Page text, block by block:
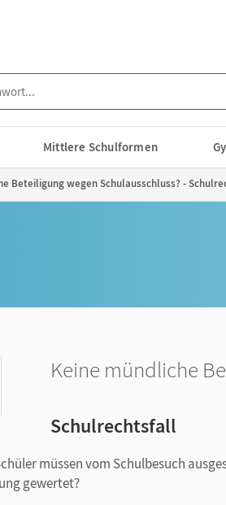
Mittlere Schulformen
Beteiligung wegen Schulausschluss? -
Keine mündliche
Schulrechtsfall
müssen vom Schulbesuch
gewertet?